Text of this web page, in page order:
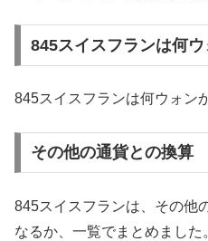
845スイスフランは何ウ
845スイスフランは何ウォン
その他の通貨との換算
845スイスフランは、その他
なるか、一覧でまとめました